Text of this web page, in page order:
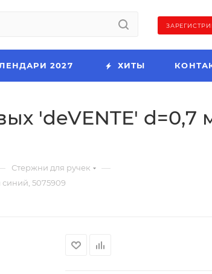
2027 ХИТЫ
'deVENTE' d=0,7
Стержни для ручек —
5075909